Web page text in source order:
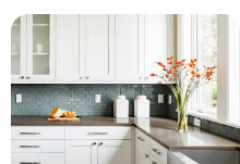
chuyện. Theo quan niệm dân
gian, bếp là nơi ở của ông bà Táo
- người mang tài lộc và vận may
đến cho gia chủ. Theo nghiên
cứu khoa học, bếp là nơi gia đình
cùng quây quần bên nhau và chia